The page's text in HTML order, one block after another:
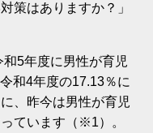
策はありますか？」
5年度に男性が育児
和4年度の17.13％に
、昨今は男性が育児
ています（※1）。